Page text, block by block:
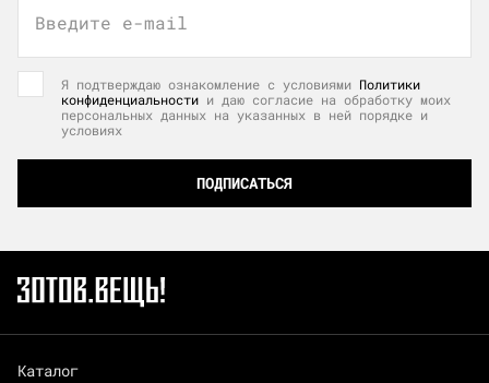
Введите e-mail
Я подтверждаю ознакомление с условиями Политики
конфиденциальности и даю согласие на обработку моих
персональных данных на указанных в ней порядке и
условиях
ПОДПИСАТЬСЯ
Каталог